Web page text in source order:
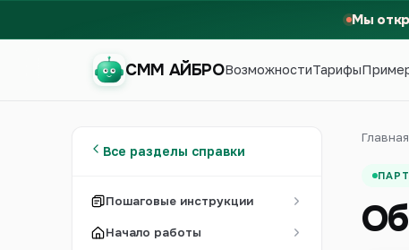
Мы
СММ АЙБРОВозможностиТарифы
Все разделы справки
Пошаговые инструкции
Начало работы
Главная